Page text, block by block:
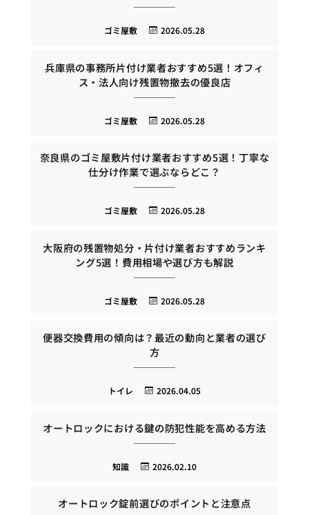
2026.05.28
ゴミ屋敷
兵庫県の事務所片付け業者おすすめ5選！オフィ
ス・法人向け残置物撤去の優良店
2026.05.28
ゴミ屋敷
奈良県のゴミ屋敷片付け業者おすすめ5選！丁寧な
仕分け作業で選ぶならどこ？
2026.05.28
ゴミ屋敷
大阪府の残置物処分・片付け業者おすすめランキ
ング5選！費用相場や選び方も解説
2026.05.28
ゴミ屋敷
便器交換費用の傾向は？最近の動向と業者の選び
方
2026.04.05
トイレ
オートロックにおける鍵の防犯性能を高める方法
2026.02.10
知識
オートロック錠前選びのポイントと注意点